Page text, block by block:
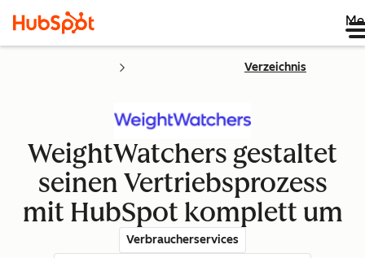
Verzeichnis
WeightWatchers gestaltet
seinen Vertriebsprozess
mit HubSpot komplett um
Verbraucherservices